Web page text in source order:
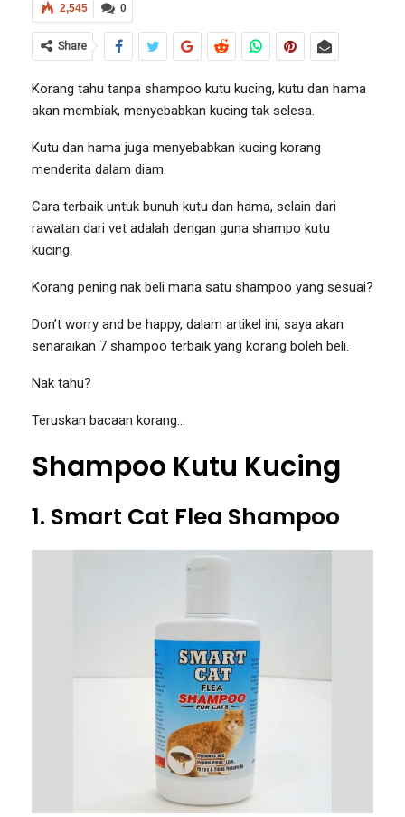
0
2,545
Share
Korang tahu tanpa shampoo kutu kucing, kutu dan hama
akan membiak, menyebabkan kucing tak selesa.
Kutu dan hama juga menyebabkan kucing korang
menderita dalam diam.
Cara terbaik untuk bunuh kutu dan hama, selain dari
rawatan dari vet adalah dengan guna shampo kutu
kucing.
Korang pening nak beli mana satu shampoo yang sesuai?
Don’t worry and be happy, dalam artikel ini, saya akan
senaraikan 7 shampoo terbaik yang korang boleh beli.
Nak tahu?
Teruskan bacaan korang…
Shampoo Kutu Kucing
1. Smart Cat Flea Shampoo